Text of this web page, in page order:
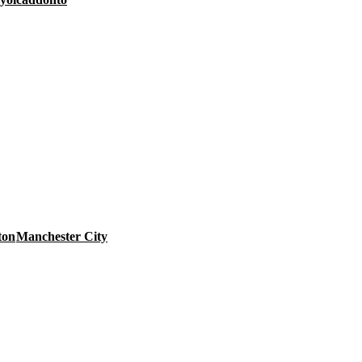
Manchester City